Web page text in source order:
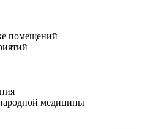
помещений
медицины